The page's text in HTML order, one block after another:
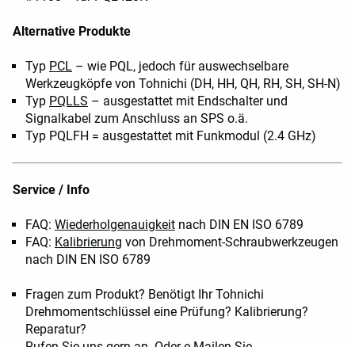
Alternative Produkte
Typ PCL – wie PQL, jedoch für auswechselbare
Werkzeugköpfe von Tohnichi (DH, HH, QH, RH, SH, SH-N)
Typ PQLLS – ausgestattet mit Endschalter und
Signalkabel zum Anschluss an SPS o.ä.
Typ PQLFH = ausgestattet mit Funkmodul (2.4 GHz)
Service / Info
FAQ: Wiederholgenauigkeit nach DIN EN ISO 6789
FAQ: Kalibrierung von Drehmoment-Schraubwerkzeugen
nach DIN EN ISO 6789
Fragen zum Produkt? Benötigt Ihr Tohnichi
Drehmomentschlüssel eine Prüfung? Kalibrierung?
Reparatur?